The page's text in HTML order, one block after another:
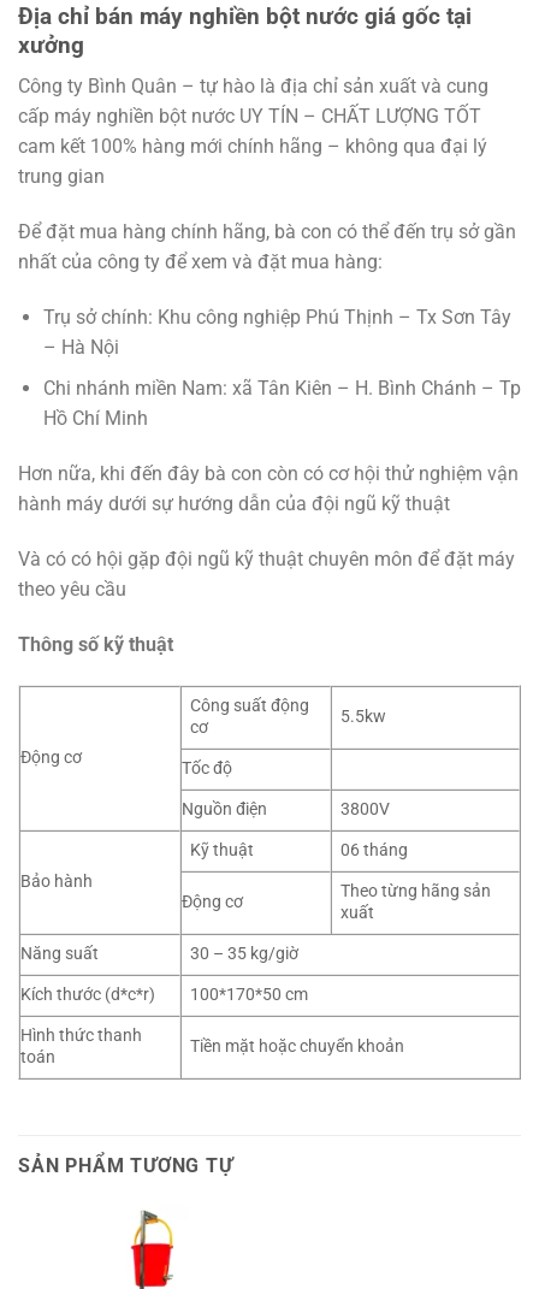
Địa chỉ bán máy nghiền bột nước giá gốc tại
xưởng
Công ty Bình Quân – tự hào là địa chỉ sản xuất và cung
cấp máy nghiền bột nước UY TÍN – CHẤT LƯỢNG TỐT
cam kết 100% hàng mới chính hãng – không qua đại lý
trung gian
Để đặt mua hàng chính hãng, bà con có thể đến trụ sở gần
nhất của công ty để xem và đặt mua hàng:
Trụ sở chính: Khu công nghiệp Phú Thịnh – Tx Sơn Tây
– Hà Nội
Chi nhánh miền Nam: xã Tân Kiên – H. Bình Chánh – Tp
Hồ Chí Minh
Hơn nữa, khi đến đây bà con còn có cơ hội thử nghiệm vận
hành máy dưới sự hướng dẫn của đội ngũ kỹ thuật
Và có có hội gặp đội ngũ kỹ thuật chuyên môn để đặt máy
theo yêu cầu
Thông số kỹ thuật
Động cơ
Công suất động
cơ
5.5kw
Tốc độ
Nguồn điện
3800V
Bảo hành
Kỹ thuật 06 tháng
Động cơ
Theo từng hãng sản
xuất
Năng suất
30 – 35 kg/giờ
Kích thước (d*c*r)
100*170*50 cm
Hình thức thanh
toán
Tiền mặt hoặc chuyển khoản
SẢN PHẨM TƯƠNG TỰ